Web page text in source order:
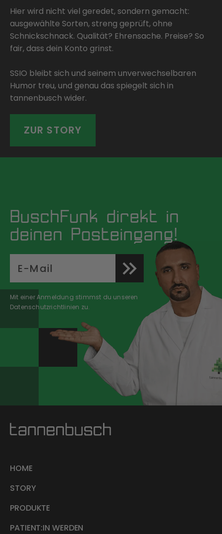
Hier wird nicht viel geredet, sondern gemacht:
ausgewählte Sorten, streng geprüft, ohne
Schnickschnack. Qualität? Ehrensache. Preise? So
fair, dass dein Konto grinst.
SSIO bleibt sich und seinem unverwechselbaren
Humor treu, und genau das spiegelt sich in
tannenbusch wider.
ZUR STORY
BuschFunk direkt in
deinen Posteingang!
Mit einer Anmeldung stimmst du unseren
Datenschutzrichtlinien zu.
HOME
STORY
PRODUKTE
PATIENT:IN WERDEN